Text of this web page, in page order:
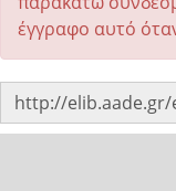
έγγραφο αυτό